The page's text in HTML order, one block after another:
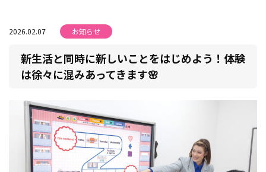
2026.02.07 お知らせ
新生活と同時に新しいことをはじめよう！体験
は徐々に混みあってきます🌸